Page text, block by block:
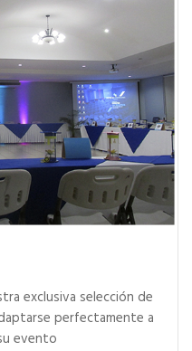
exclusiva selección de
perfectamente a
evento